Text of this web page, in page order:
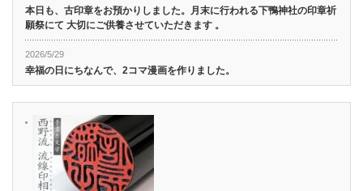
本日も、古印章をお預かりしました。月末に行われる下鴨神社の印章祈
願祭にて 大切にご供養させていただきます 。
2026/5/29
幸福の日にちなんで、2コマ漫画を作りました。